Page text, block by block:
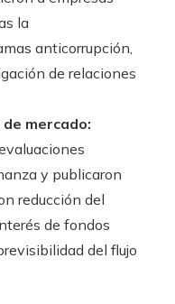
la
anticorrupción,
de relaciones
mercado:
y publicaron
reducción del
de fondos
del flujo